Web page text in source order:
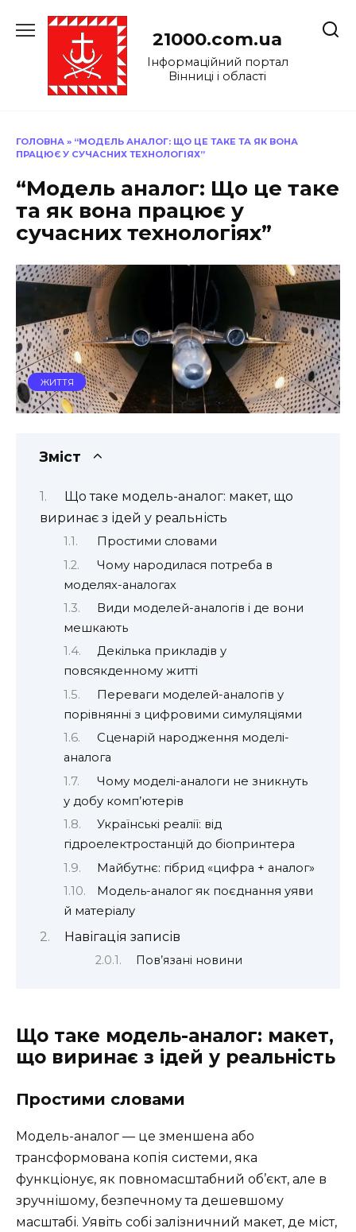
до
21000.com.ua
Інформаційний портал
Вінниці і області
ГОЛОВНА » “МОДЕЛЬ АНАЛОГ: ЩО ЦЕ ТАКЕ ТА ЯК ВОНА
ПРАЦЮЄ У СУЧАСНИХ ТЕХНОЛОГІЯХ”
“Модель аналог: Що це таке
та як вона працює у
сучасних технологіях”
ЖИТТЯ
Зміст
Що таке модель-аналог: макет, що
виринає з ідей у реальність
Простими словами
Чому народилася потреба в
моделях-аналогах
Види моделей-аналогів і де вони
мешкають
Декілька прикладів у
повсякденному житті
Переваги моделей-аналогів у
порівнянні з цифровими симуляціями
Сценарій народження моделі-
аналога
Чому моделі-аналоги не зникнуть
у добу комп’ютерів
Українські реалії: від
гідроелектростанцій до біопринтера
Майбутнє: гібрид «цифра + аналог»
Модель-аналог як поєднання уяви
й матеріалу
Навігація записів
Пов’язані новини
Що таке модель-аналог: макет,
що виринає з ідей у реальність
Простими словами
Модель-аналог — це зменшена або
трансформована копія системи, яка
функціонує, як повномасштабний об’єкт, але в
зручнішому, безпечному та дешевшому
масштабі. Уявіть собі залізничний макет, де міст,